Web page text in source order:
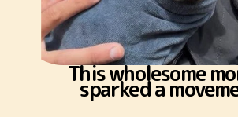
This wholesome
sparked a